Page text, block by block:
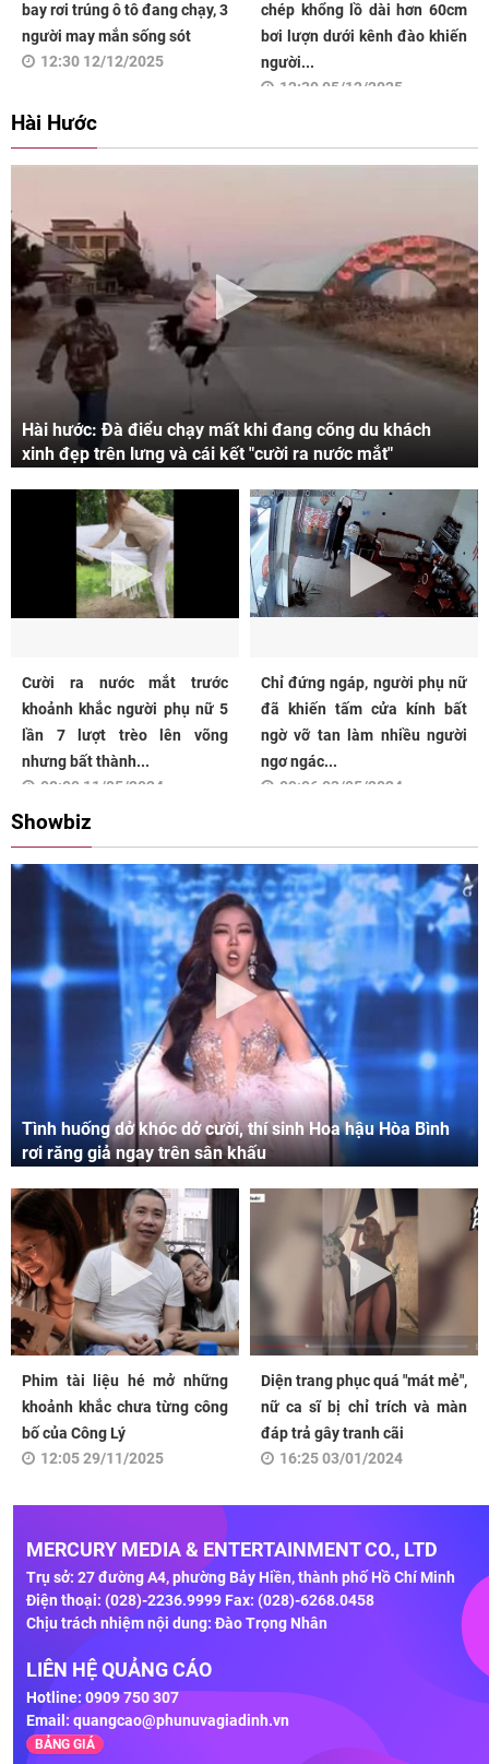
bay rơi trúng ô tô đang chạy, 3
người may mắn sống sót
12:30 12/12/2025
chép khổng lồ dài hơn 60cm
bơi lượn dưới kênh đào khiến
người...
12:30 05/12/2025
Hài Hước
Hài hước: Đà điểu chạy mất khi đang cõng du khách
xinh đẹp trên lưng và cái kết "cười ra nước mắt"
Cười ra nước mắt trước
khoảnh khắc người phụ nữ 5
lần 7 lượt trèo lên võng
nhưng bất thành...
08:00 11/05/2024
Chỉ đứng ngáp, người phụ nữ
đã khiến tấm cửa kính bất
ngờ vỡ tan làm nhiều người
ngơ ngác...
09:06 03/05/2024
Showbiz
Tình huống dở khóc dở cười, thí sinh Hoa hậu Hòa Bình
rơi răng giả ngay trên sân khấu
Phim tài liệu hé mở những
khoảnh khắc chưa từng công
bố của Công Lý
12:05 29/11/2025
Diện trang phục quá "mát mẻ",
nữ ca sĩ bị chỉ trích và màn
đáp trả gây tranh cãi
16:25 03/01/2024
MERCURY MEDIA & ENTERTAINMENT CO., LTD
Trụ sở: 27 đường A4, phường Bảy Hiền, thành phố Hồ Chí Minh
Điện thoại: (028)-2236.9999 Fax: (028)-6268.0458
Chịu trách nhiệm nội dung: Đào Trọng Nhân
LIÊN HỆ QUẢNG CÁO
Hotline: 0909 750 307
Email: quangcao@phunuvagiadinh.vn
BẢNG GIÁ